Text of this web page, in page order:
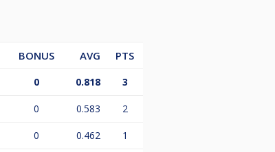
BONUS AVG
PTS
0 0.818 3
0 0.583 2
0 0.462 1